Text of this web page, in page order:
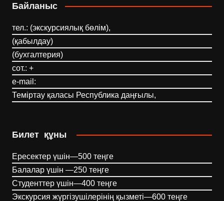
Байланыс
тел.: (экскурсиялық бөлім),
(қабылдау)
(бухгалтерия)
сот.: +
e-mail:
Теміртау қаласы Республика даңғылы,
Билет құны
Ересектер үшін—500 теңге
Балалар үшін —250 теңге
Студенттер үшін—400 теңге
Экскурсия жүргізушілерінің қызметі—600 теңге